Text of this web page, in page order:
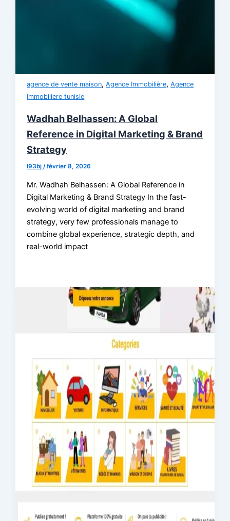
agence de vente maison,Agence Immobilière,Agence
Immobiliere tunisie
Wadhah Belhassen: A Global
Reference in Digital Marketing & Brand
Strategy
l93bj/février 8, 2026
Mr. Wadhah Belhassen: A Global Reference in
Digital Marketing & Brand Strategy In the fast-
evolving world of digital marketing and brand
strategy, very few professionals manage to
combine global experience, strategic depth, and
real-world impact